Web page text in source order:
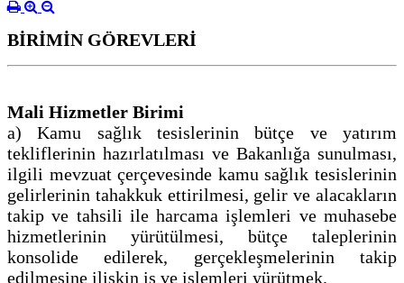
BİRİMİN GÖREVLERİ
Mali Hizmetler Birimi
a) Kamu sağlık tesislerinin bütçe ve yatırım
tekliflerinin hazırlatılması ve Bakanlığa sunulması,
ilgili mevzuat çerçevesinde kamu sağlık tesislerinin
gelirlerinin tahakkuk ettirilmesi, gelir ve alacakların
takip ve tahsili ile harcama işlemleri ve muhasebe
hizmetlerinin yürütülmesi, bütçe taleplerinin
konsolide edilerek, gerçekleşmelerinin takip
edilmesine ilişkin iş ve işlemleri yürütmek.